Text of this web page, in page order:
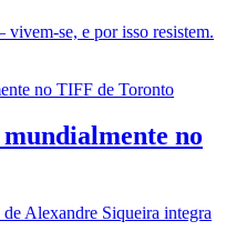
se, e por isso resistem.
no
Alexandre Siqueira integra